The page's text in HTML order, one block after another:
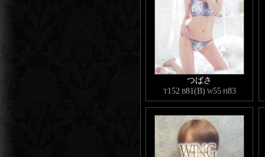
つばさ
T152 B81(B) W55 H83